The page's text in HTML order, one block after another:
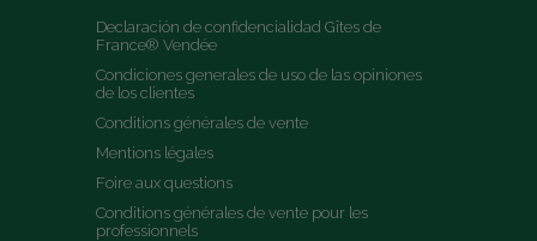
Declaración de confidencialidad Gîtes de
France® Vendée
Condiciones generales de uso de las opiniones
de los clientes
Conditions générales de vente
Mentions légales
Foire aux questions
Conditions générales de vente pour les
professionnels